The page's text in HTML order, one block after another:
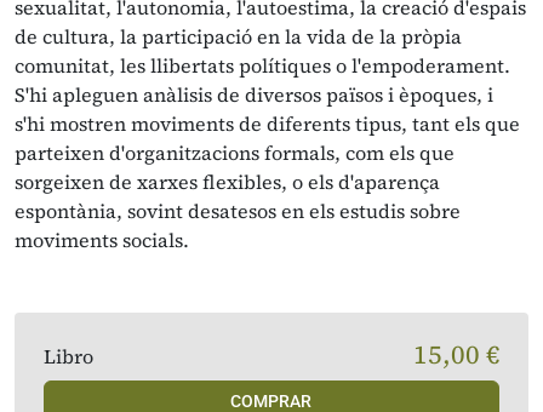
sexualitat, l'autonomia, l'autoestima, la creació d'espais
de cultura, la participació en la vida de la pròpia
comunitat, les llibertats polítiques o l'empoderament.
S'hi apleguen anàlisis de diversos països i èpoques, i
s'hi mostren moviments de diferents tipus, tant els que
parteixen d'organitzacions formals, com els que
sorgeixen de xarxes flexibles, o els d'aparença
espontània, sovint desatesos en els estudis sobre
moviments socials.
Libro 15,00 €
COMPRAR